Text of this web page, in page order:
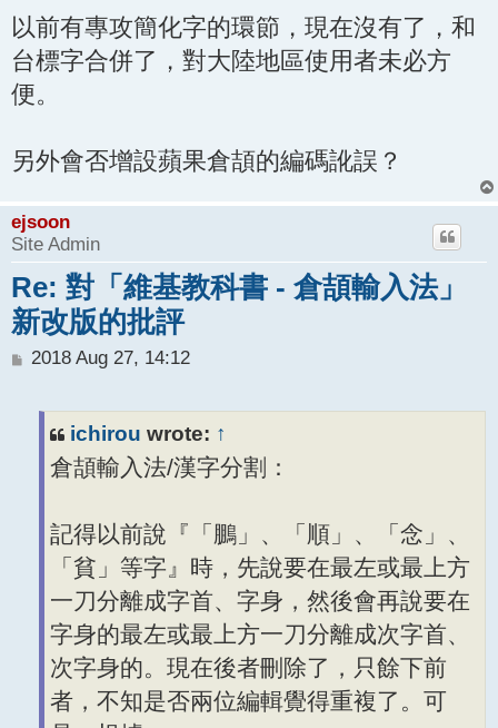
以前有專攻簡化字的環節，現在沒有了，和
台標字合併了，對大陸地區使用者未必方
便。
另外會否增設蘋果倉頡的編碼訛誤？
ejsoon
Site Admin
Re: 對「維基教科書 - 倉頡輸入法」
新改版的批評
P
2018 Aug 27, 14:12
ichirou wrote: ↑
倉頡輸入法/漢字分割：
記得以前說『「鵬」、「順」、「念」、
「貧」等字』時，先說要在最左或最上方
一刀分離成字首、字身，然後會再說要在
字身的最左或最上方一刀分離成次字首、
次字身的。現在後者刪除了，只餘下前
者，不知是否兩位編輯覺得重複了。可